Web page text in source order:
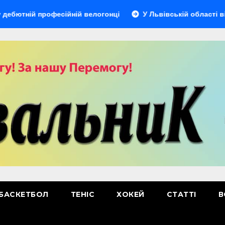
професійній велогонці У Львівській області
ТЕНІС ХОКЕЙ СТАТТІ